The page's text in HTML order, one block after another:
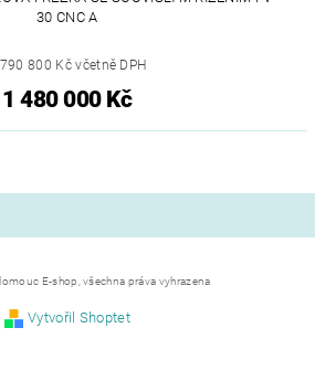
30 CNC A
800 Kč včetně DPH
1 480 000 Kč
E-shop, všechna práva vyhrazena
Vytvořil Shoptet